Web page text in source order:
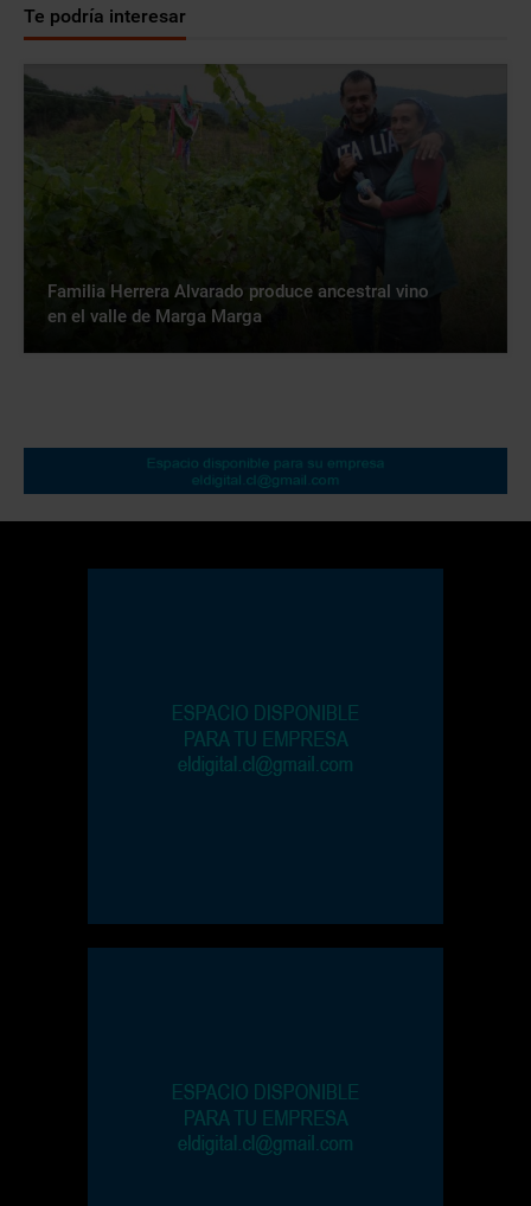
Te podría interesar
Familia Herrera Alvarado produce ancestral vino
en el valle de Marga Marga